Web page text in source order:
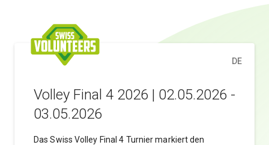
DE
Volley Final 4 2026 | 02.05.2026 -
03.05.2026
Das Swiss Volley Final 4 Turnier markiert den